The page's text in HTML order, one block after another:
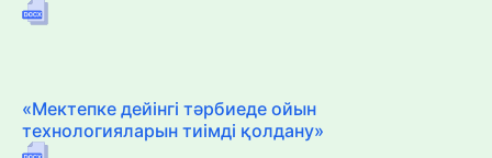
«Мектепке дейінгі тәрбиеде ойын
технологияларын тиімді қолдану»